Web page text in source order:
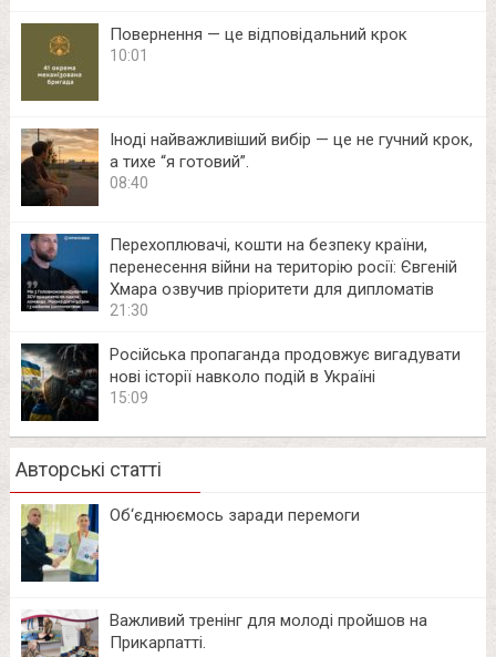
Повернення — це відповідальний крок
10:01
Іноді найважливіший вибір — це не гучний крок,
а тихе “я готовий”.
08:40
Перехоплювачі, кошти на безпеку країни,
перенесення війни на територію росії: Євгеній
Хмара озвучив пріоритети для дипломатів
21:30
Російська пропаганда продовжує вигадувати
нові історії навколо подій в Україні
15:09
Авторські статті
Об‘єднюємось заради перемоги
Важливий тренінг для молоді пройшов на
Прикарпатті.